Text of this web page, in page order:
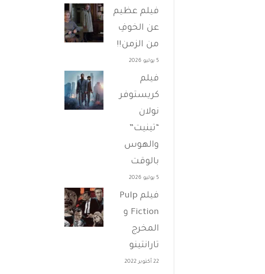
فيلم عظيم
عن الخوفِ
من الزمن!!
5 يوليو 2026
فيلم
كريستوفر
نولان
“تينيت”
والهوس
بالوقت
5 يوليو 2026
فيلم Pulp
Fiction و
المخرج
تارانتينو
22 أكتوبر 2022